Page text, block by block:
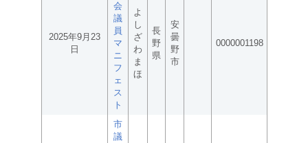
2025年9月23
日
会
議
員
マ
ニ
フ
ェ
ス
ト
よ
し
ざ
わ
ま
ほ
長
野
県
安
曇
野
市
0000001198
市
議